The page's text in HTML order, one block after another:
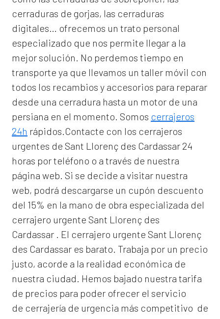
cerraduras de gorjas, las cerraduras
digitales… ofrecemos un trato personal
especializado que nos permite llegar a la
mejor solución. No perdemos tiempo en
transporte ya que llevamos un taller móvil con
todos los recambios y accesorios para reparar
desde una cerradura hasta un motor de una
persiana en el momento. Somos cerrajeros
24h rápidos.Contacte con los cerrajeros
urgentes de Sant Llorenç des Cardassar 24
horas por teléfono o a través de nuestra
página web. Si se decide a visitar nuestra
web, podrá descargarse un cupón descuento
del 15% en la mano de obra especializada del
cerrajero urgente Sant Llorenç des
Cardassar . El cerrajero urgente Sant Llorenç
des Cardassar es barato. Trabaja por un precio
justo, acorde a la realidad económica de
nuestra ciudad. Hemos bajado nuestra tarifa
de precios para poder ofrecer el servicio
de cerrajería de urgencia más competitivo de